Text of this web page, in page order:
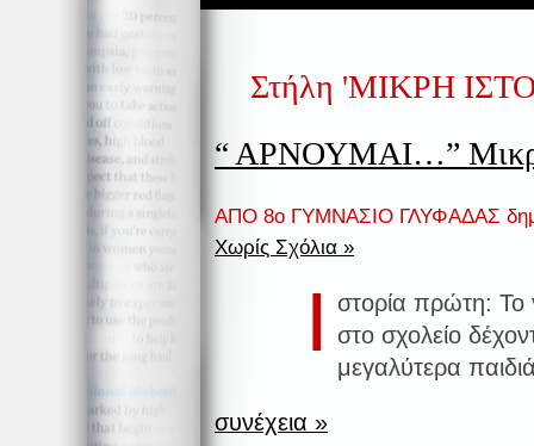
Στήλη 'ΜΙΚΡΗ
“ ΑΡΝΟΥΜΑΙ…”
ΑΠΟ 8ο ΓΥΜΝΑΣΙΟ ΓΛΥΦΑΔΑΣ
Χωρίς Σχόλια »
Ι
στορία πρώτη: Το
στο σχολείο
μεγαλύτερα
συνέχεια »